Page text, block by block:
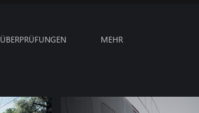
ÜBERPRÜFUNGEN MEHR